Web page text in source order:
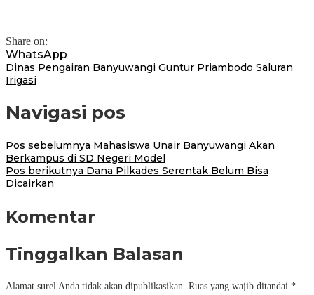
Share on:
WhatsApp
Dinas Pengairan Banyuwangi Guntur Priambodo Saluran
Irigasi
Navigasi pos
Pos sebelumnya Mahasiswa Unair Banyuwangi Akan
Berkampus di SD Negeri Model
Pos berikutnya Dana Pilkades Serentak Belum Bisa
Dicairkan
Komentar
Tinggalkan Balasan
Alamat surel Anda tidak akan dipublikasikan. Ruas yang wajib ditandai *